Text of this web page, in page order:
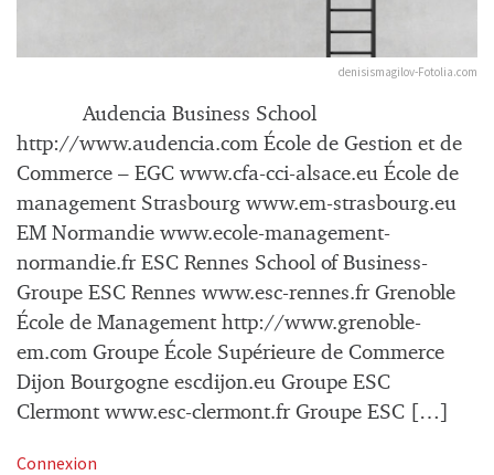
denisismagilov-Fotolia.com
Audencia Business School
http://www.audencia.com École de Gestion et de
Commerce – EGC www.cfa-cci-alsace.eu École de
management Strasbourg www.em-strasbourg.eu
EM Normandie www.ecole-management-
normandie.fr ESC Rennes School of Business-
Groupe ESC Rennes www.esc-rennes.fr Grenoble
École de Management http://www.grenoble-
em.com Groupe École Supérieure de Commerce
Dijon Bourgogne escdijon.eu Groupe ESC
Clermont www.esc-clermont.fr Groupe ESC […]
Connexion